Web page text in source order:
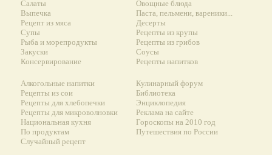
Салаты
Выпечка
Рецепт из мяса
Супы
Рыба и морепродукты
Закуски
Консервирование
Овощные блюда
Паста, пельмени, вареники...
Десерты
Рецепты из крупы
Рецепты из грибов
Соусы
Рецепты напитков
Алкогольные напитки
Рецепты из сои
Рецепты для хлебопечки
Рецепты для микроволновки
Национальная кухня
По продуктам
Случайный рецепт
Кулинарный форум
Библиотека
Энциклопедия
Реклама на сайте
Гороскопы на 2010 год
Путешествия по России